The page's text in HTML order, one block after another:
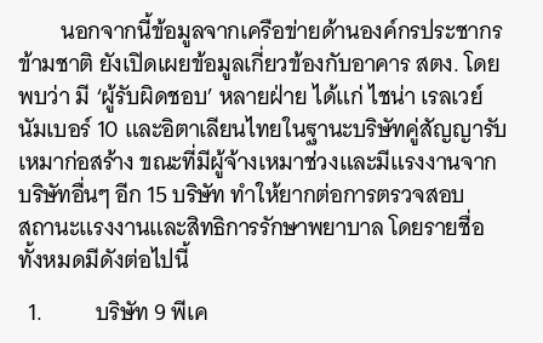
นอกจากนี้ข้อมูลจากเครือข่ายด้านองค์กรประชากร
ข้ามชาติ ยังเปิดเผยข้อมูลเกี่ยวข้องกับอาคาร สตง. โดย
พบว่า มี ‘ผู้รับผิดชอบ’ หลายฝ่าย ได้แก่ ไชน่า เรลเวย์
นัมเบอร์ 10 และอิตาเลียนไทยในฐานะบริษัทคู่สัญญารับ
เหมาก่อสร้าง ขณะที่มีผู้จ้างเหมาช่วงและมีแรงงานจาก
บริษัทอื่นๆ อีก 15 บริษัท ทำให้ยากต่อการตรวจสอบ
สถานะแรงงานและสิทธิการรักษาพยาบาล โดยรายชื่อ
ทั้งหมดมีดังต่อไปนี้
บริษัท 9 พีเค